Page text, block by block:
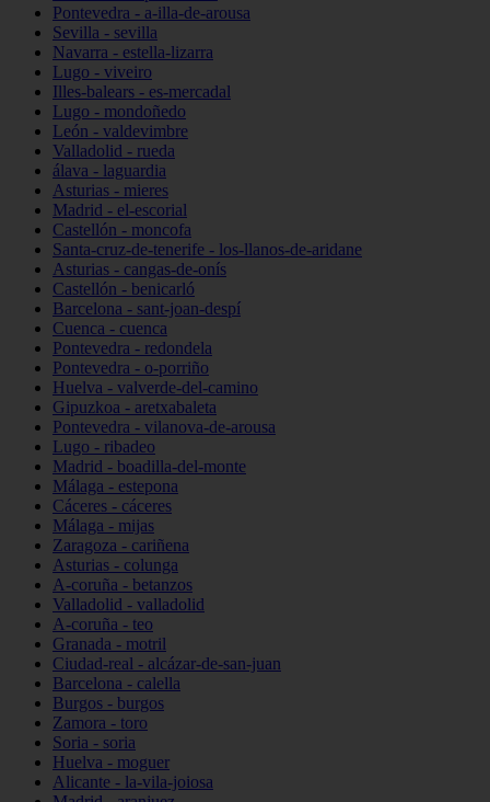
Pontevedra - a-illa-de-arousa
Sevilla - sevilla
Navarra - estella-lizarra
Lugo - viveiro
Illes-balears - es-mercadal
Lugo - mondoñedo
León - valdevimbre
Valladolid - rueda
álava - laguardia
Asturias - mieres
Madrid - el-escorial
Castellón - moncofa
Santa-cruz-de-tenerife - los-llanos-de-aridane
Asturias - cangas-de-onís
Castellón - benicarló
Barcelona - sant-joan-despí
Cuenca - cuenca
Pontevedra - redondela
Pontevedra - o-porriño
Huelva - valverde-del-camino
Gipuzkoa - aretxabaleta
Pontevedra - vilanova-de-arousa
Lugo - ribadeo
Madrid - boadilla-del-monte
Málaga - estepona
Cáceres - cáceres
Málaga - mijas
Zaragoza - cariñena
Asturias - colunga
A-coruña - betanzos
Valladolid - valladolid
A-coruña - teo
Granada - motril
Ciudad-real - alcázar-de-san-juan
Barcelona - calella
Burgos - burgos
Zamora - toro
Soria - soria
Huelva - moguer
Alicante - la-vila-joiosa